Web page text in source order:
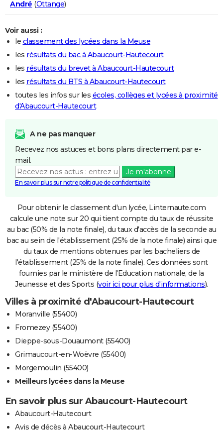
André (Ottange)
Voir aussi :
le classement des lycées dans la Meuse
les résultats du bac à Abaucourt-Hautecourt
les résultats du brevet à Abaucourt-Hautecourt
les résultats du BTS à Abaucourt-Hautecourt
toutes les infos sur les écoles, collèges et lycées à proximité
d'Abaucourt-Hautecourt
A ne pas manquer
Recevez nos astuces et bons plans directement par e-
mail.
Je m'abonne
En savoir plus sur notre politique de confidentialité
Pour obtenir le classement d'un lycée, Linternaute.com
calcule une note sur 20 qui tient compte du taux de réussite
au bac (50% de la note finale), du taux d'accès de la seconde au
bac au sein de l'établissement (25% de la note finale) ainsi que
du taux de mentions obtenues par les bacheliers de
l'établissement (25% de la note finale). Ces données sont
fournies par le ministère de l'Education nationale, de la
Jeunesse et des Sports (voir ici pour plus d'informations).
Villes à proximité d'Abaucourt-Hautecourt
Moranville (55400)
Fromezey (55400)
Dieppe-sous-Douaumont (55400)
Grimaucourt-en-Woëvre (55400)
Morgemoulin (55400)
Meilleurs lycées dans la Meuse
En savoir plus sur Abaucourt-Hautecourt
Abaucourt-Hautecourt
Avis de décès à Abaucourt-Hautecourt